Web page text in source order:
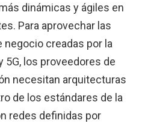
dinámicas y ágiles en
Para aprovechar las
creadas por la
los proveedores de
necesitan arquitecturas
de los estándares de la
redes definidas por